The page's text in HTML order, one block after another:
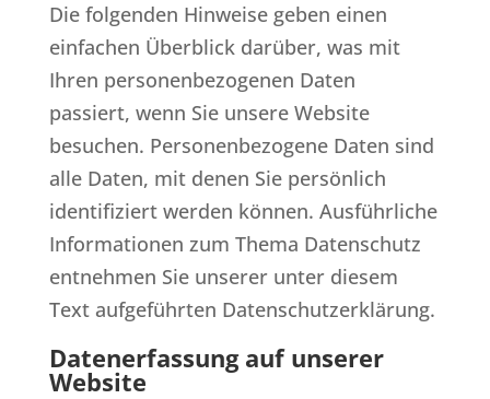
Die folgenden Hinweise geben einen
einfachen Überblick darüber, was mit
Ihren personenbezogenen Daten
passiert, wenn Sie unsere Website
besuchen. Personenbezogene Daten sind
alle Daten, mit denen Sie persönlich
identifiziert werden können. Ausführliche
Informationen zum Thema Datenschutz
entnehmen Sie unserer unter diesem
Text aufgeführten Datenschutzerklärung.
Datenerfassung auf unserer
Website